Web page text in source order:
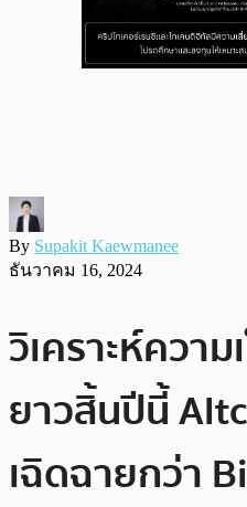
By Supakit Kaewmanee
ธันวาคม 16, 2024
วิเคราะห์ควา
ยาวสิ้นปีนี้
เฉิดฉายกว่า